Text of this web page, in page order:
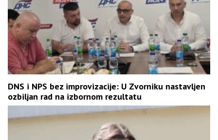
DNS i NPS bez improvizacije: U Zvorniku nastavljen
ozbiljan rad na izbornom rezultatu